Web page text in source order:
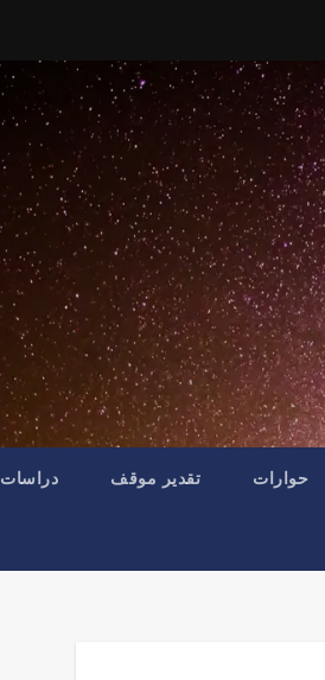
حوارات تقدير موقف دراسات